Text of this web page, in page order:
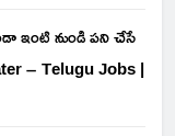
ఇంటి నుండి పని చేసే
– Telugu Jobs |